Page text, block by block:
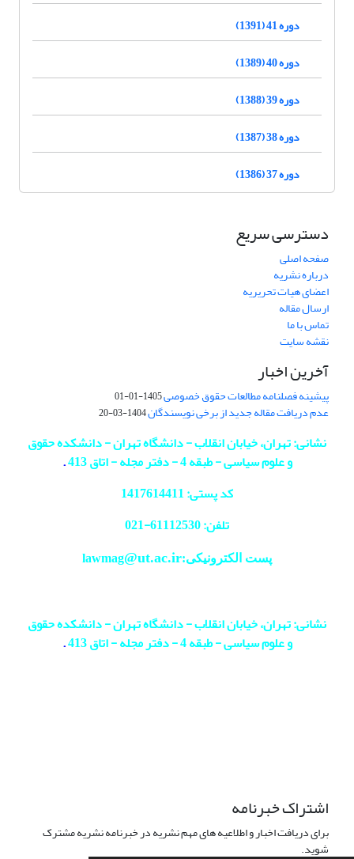
دوره 41 (1391)
دوره 40 (1389)
دوره 39 (1388)
دوره 38 (1387)
دوره 37 (1386)
دسترسی سریع
صفحه اصلی
درباره نشریه
اعضای هیات تحریریه
ارسال مقاله
تماس با ما
نقشه سایت
آخرین اخبار
پیشینه فصلنامه مطالعات حقوق خصوصی1405-01-01
عدم دریافت مقاله جدید از برخی نویسندگان1404-03-20
نشانی: تهران، خیابان انقلاب - دانشگاه تهران - دانشکده حقوق
و علوم سیاسی - طبقه 4 - دفتر مجله - اتاق 413
.
کد پستی: 1417614411
تلفن: 61112530-
021
پست الکترونیکی:lawmag@ut.ac.ir
نشانی: تهران، خیابان انقلاب - دانشگاه تهران - دانشکده حقوق
و علوم سیاسی - طبقه 4 - دفتر مجله - اتاق 413
.
اشتراک خبرنامه
برای دریافت اخبار و اطلاعیه های مهم نشریه در خبرنامه نشریه مشترک
شوید.